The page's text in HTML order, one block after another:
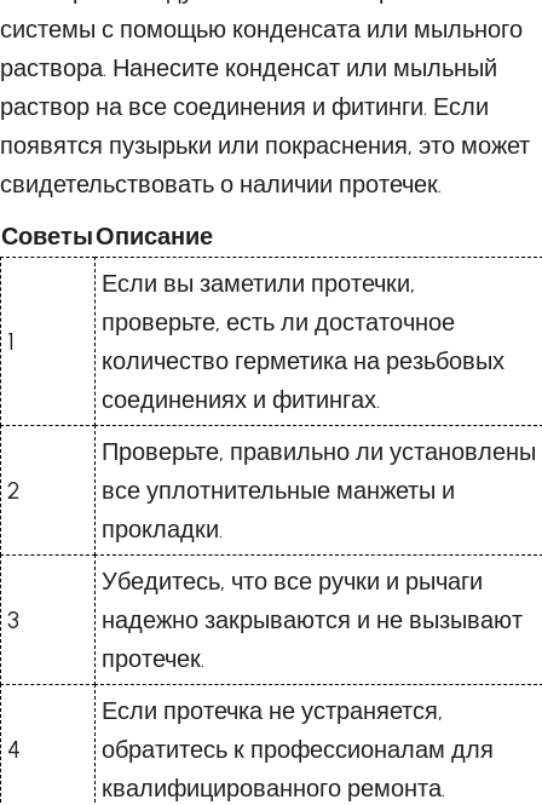
системы с помощью конденсата или мыльного
раствора. Нанесите конденсат или мыльный
раствор на все соединения и фитинги. Если
появятся пузырьки или покраснения, это может
свидетельствовать о наличии протечек.
СоветыОписание
1
Если вы заметили протечки,
проверьте, есть ли достаточное
количество герметика на резьбовых
соединениях и фитингах.
2
Проверьте, правильно ли установлены
все уплотнительные манжеты и
прокладки.
3
Убедитесь, что все ручки и рычаги
надежно закрываются и не вызывают
протечек.
4
Если протечка не устраняется,
обратитесь к профессионалам для
квалифицированного ремонта.